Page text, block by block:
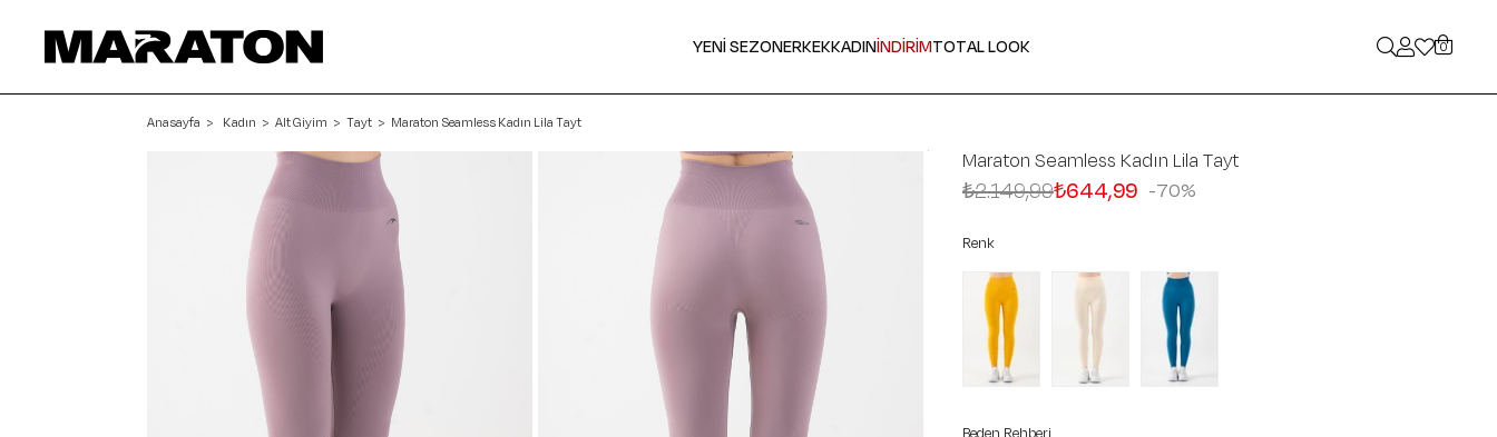
YENİ SEZONERKEKKADINİNDİRİMTOTAL LOOK 0
Anasayfa Kadın Alt Giyim Tayt Maraton Seamless Kadın Lila Tayt
Maraton Seamless Kadın Lila Tayt
70
₺2.149,99₺644,99
Renk